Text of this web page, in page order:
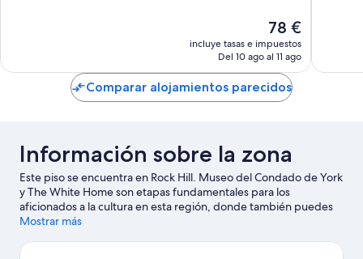
El
precio
actual
de
78 €
78 €
incluye tasas e impuestos
Del 10 ago al 11 ago
Comparar alojamientos parecidos
Información sobre la zona
Este piso se encuentra en Rock Hill. Museo del Condado de York
y The White Home son etapas fundamentales para los
aficionados a la cultura en esta región, donde también puedes
acercarte a lugares emblemáticos como McCrory's Five & Dime y
evento especial? Puedes buscar el calendario de Rock Hill
Mostrar más